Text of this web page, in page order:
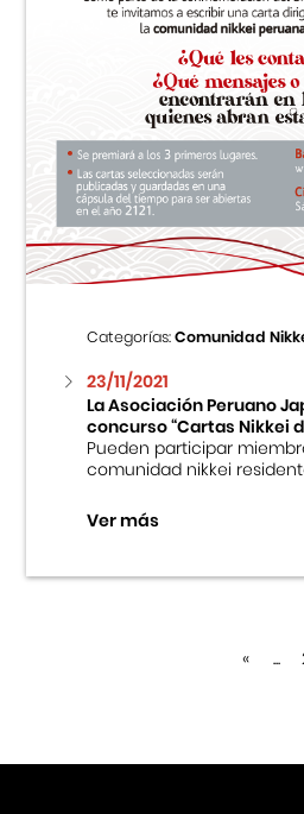
Categorías:Comunidad
23/11/2021
La Asociación Peruano
concurso “Cartas Nikkei
Pueden participar
comunidad nikkei
Ver más
« ...